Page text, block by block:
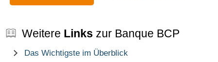
Weitere Links zur Banque BCP
Das Wichtigste im Überblick